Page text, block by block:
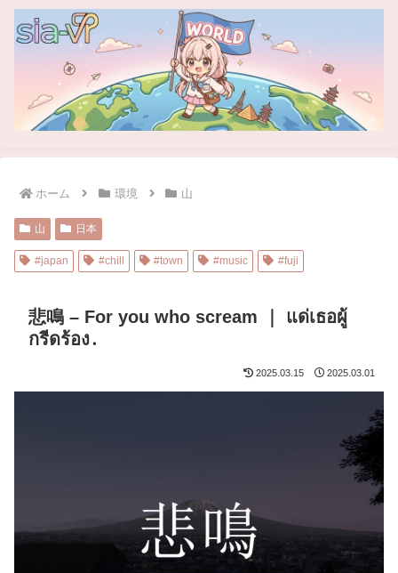
ホーム 環境 山
山 日本
#japan #chill #town #music #fuji
悲鳴 – For you who scream ｜ แด่เธอผู้
กรีดร้อง․
2025.03.15 2025.03.01